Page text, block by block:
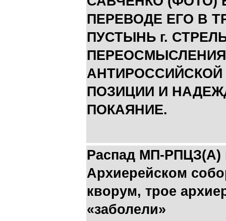
ПЕРЕВОДЕ ЕГО В
ПУСТЫНЬ г.
ПОЗИЦИИ И
ПОКАЯНИЕ.
Распад МП-РПЦЗ(А)
Архиерейском
кворум, трое
«заболели»